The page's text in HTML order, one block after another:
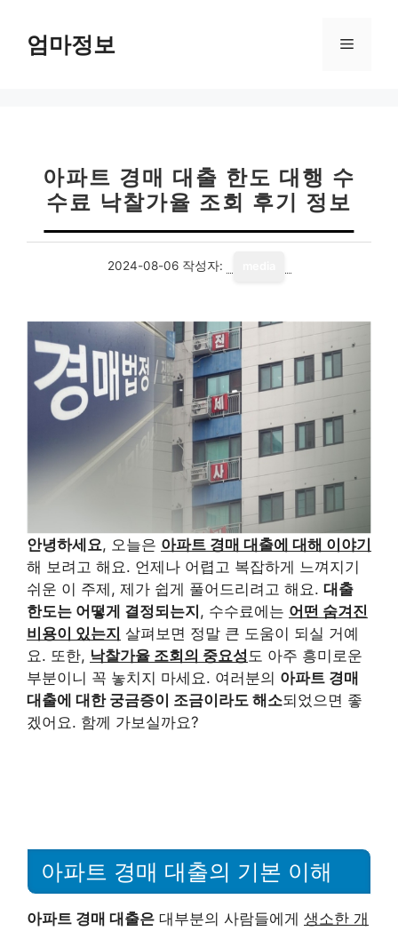
엄마정보 메
아파트 경매 대출 한도 대행 수
수료 낙찰가율 조회 후기 정보
2024-08-06 작성자:
안녕하세요, 오늘은 아파트 경매 대출에 대해 이야기
해 보려고 해요. 언제나 어렵고 복잡하게 느껴지기
쉬운 이 주제, 제가 쉽게 풀어드리려고 해요. 대출
한도는 어떻게 결정되는지, 수수료에는 어떤 숨겨진
비용이 있는지 살펴보면 정말 큰 도움이 되실 거예
요. 또한, 낙찰가율 조회의 중요성 도 아주 흥미로운
부분이니 꼭 놓치지 마세요. 여러분의 아파트 경매
대출에 대한 궁금증이 조금이라도 해소되었으면 좋
겠어요. 함께 가보실까요?
아파트 경매 대출의 기본 이해
아파트 경매 대출은 대부분의 사람들에게 생소한 개